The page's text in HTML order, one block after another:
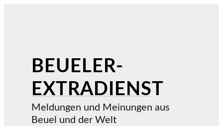
BEUELER-
EXTRADIENST
Meldungen und Meinungen aus
Beuel und der Welt